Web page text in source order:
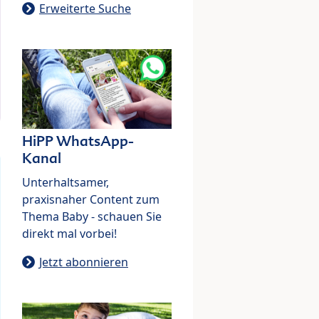
Erweiterte Suche
HiPP WhatsApp-
Kanal
Unterhaltsamer,
praxisnaher Content zum
Thema Baby - schauen Sie
direkt mal vorbei!
Jetzt abonnieren